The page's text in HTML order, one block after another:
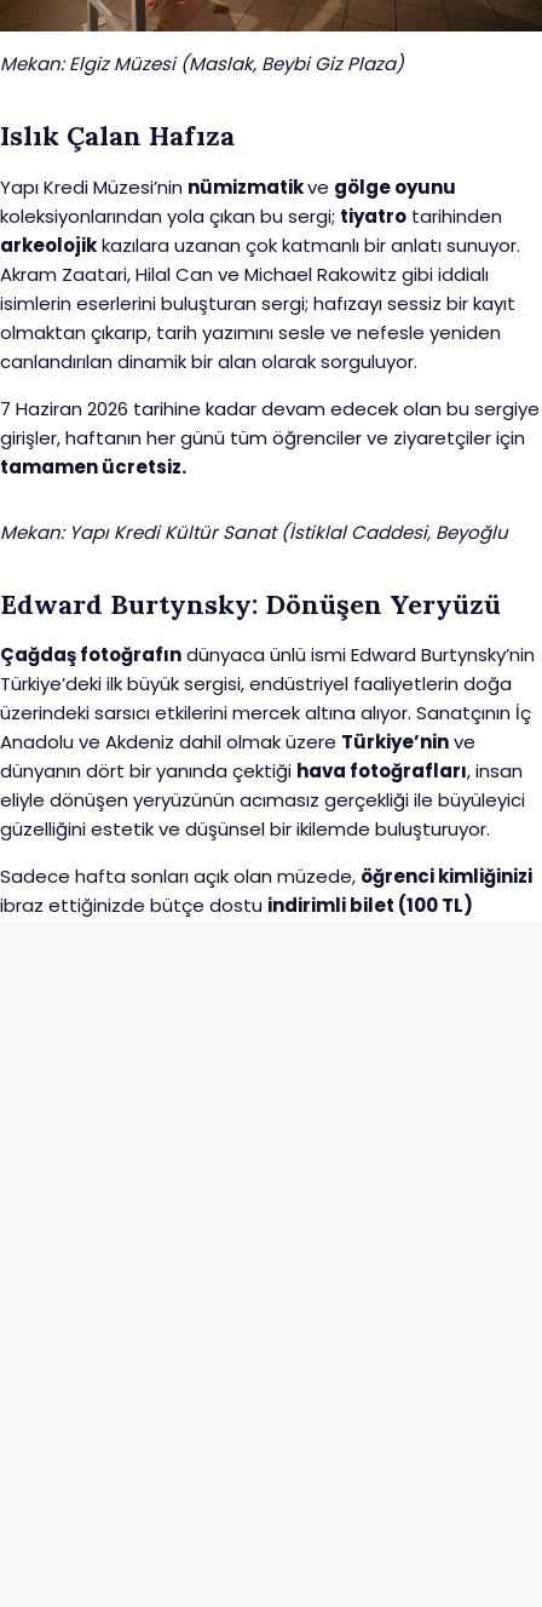
Mekan: Elgiz Müzesi (Maslak, Beybi Giz Plaza)
Islık Çalan Hafıza
Yapı Kredi Müzesi’nin nümizmatikve gölge oyunu
koleksiyonlarından yola çıkan bu sergi; tiyatro tarihinden
arkeolojikkazılara uzanan çok katmanlı bir anlatı sunuyor.
Akram Zaatari, Hilal Can ve Michael Rakowitz gibi iddialı
isimlerin eserlerini buluşturan sergi; hafızayı sessiz bir kayıt
olmaktan çıkarıp, tarih yazımını sesle ve nefesle yeniden
canlandırılan dinamik bir alan olarak sorguluyor.
7 Haziran 2026 tarihine kadar devam edecek olan bu sergiye
girişler, haftanın her günü tüm öğrenciler ve ziyaretçiler için
tamamen ücretsiz.
Mekan: Yapı Kredi Kültür Sanat (İstiklal Caddesi, Beyoğlu
Edward Burtynsky: Dönüşen Yeryüzü
Çağdaş fotoğrafındünyaca ünlü ismi Edward Burtynsky’nin
Türkiye’deki ilk büyük sergisi, endüstriyel faaliyetlerin doğa
üzerindeki sarsıcı etkilerini mercek altına alıyor. Sanatçının İç
Anadolu ve Akdeniz dahil olmak üzere Türkiye’ninve
dünyanın dört bir yanında çektiği hava fotoğrafları, insan
eliyle dönüşen yeryüzünün acımasız gerçekliği ile büyüleyici
güzelliğini estetik ve düşünsel bir ikilemde buluşturuyor.
Sadece hafta sonları açık olan müzede, öğrenci kimliğinizi
ibraz ettiğinizde bütçe dostu indirimli bilet (100 TL)